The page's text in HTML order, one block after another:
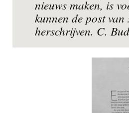
nieuws maken, is
kunnen de post
herschrijven. C.